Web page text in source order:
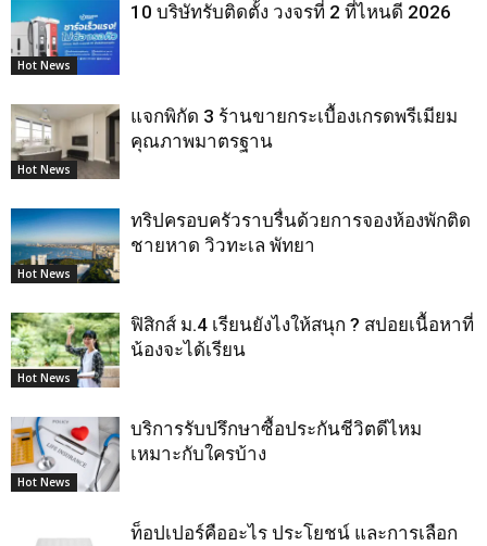
Hot News
10 บริษัทรับติดตั้ง วงจรที่ 2 ที่ไหนดี 2026
Hot News
แจกพิกัด 3 ร้านขายกระเบื้องเกรดพรีเมียม
คุณภาพมาตรฐาน
Hot News
ทริปครอบครัวราบรื่นด้วยการจองห้องพักติด
ชายหาด วิวทะเล พัทยา
Hot News
ฟิสิกส์ ม.4 เรียนยังไงให้สนุก ? สปอยเนื้อหาที่
น้องจะได้เรียน
Hot News
บริการรับปรึกษาซื้อประกันชีวิตดีไหม
เหมาะกับใครบ้าง
ท็อปเปอร์คืออะไร ประโยชน์ และการเลือก